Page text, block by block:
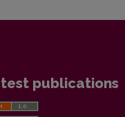
publications